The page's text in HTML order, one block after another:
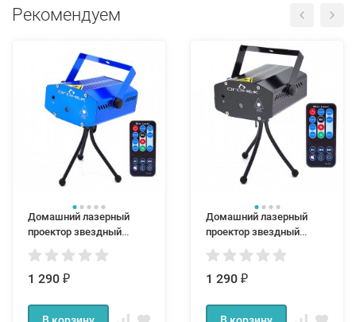
Рекомендуем
Домашний лазерный
проектор звездный
дождь с ПДУ синий
1 290 ₽
Домашний лазерный
проектор звездный
дождь с ПДУ черный
1 290 ₽